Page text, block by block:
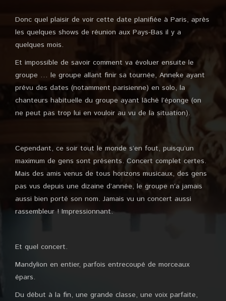
Donc quel plaisir de voir cette date planifiée à Paris, après
les quelques shows de réunion aux Pays-Bas il y a
quelques mois.
Et impossible de savoir comment va évoluer ensuite le
groupe … le groupe allant finir sa tournée, Anneke ayant
prévu des dates (notamment parisienne) en solo, la
chanteurs habituelle du groupe ayant lâché l’éponge (on
ne peut pas trop lui en vouloir au vu de la situation).
Cependant, ce soir tout le monde s’en fout, puisqu’un
maximum de gens sont présents. Concert complet certes.
Mais des amis venus de tous horizons musicaux, des gens
pas vus depuis une dizaine d’année, le groupe n’a jamais
aussi bien porté son nom. Jamais vu un concert aussi
rassembleur ! Impressionnant.
Et quel concert.
Mandylion en entier, parfois entrecoupé de morceaux
épars.
Du début à la fin, une grande classe, une voix parfaite,